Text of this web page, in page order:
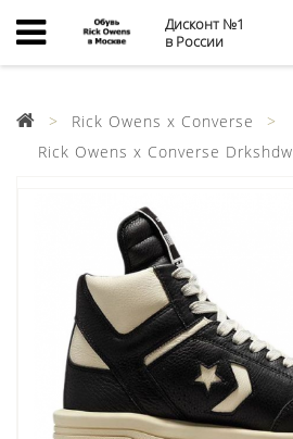
Дисконт №1
в России
Rick Owens x Converse
Rick Owens x Converse Drkshdw